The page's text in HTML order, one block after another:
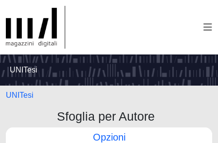
UNITesi
UNITesi
Sfoglia per Autore
Opzioni